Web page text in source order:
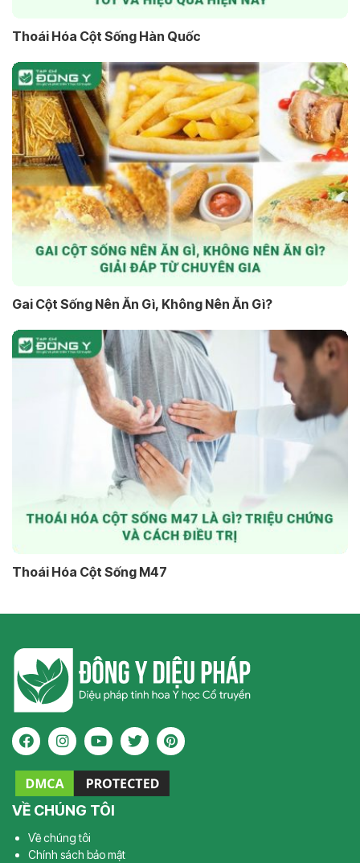
Thoái Hóa Cột Sống Hàn Quốc
Gai Cột Sống Nên Ăn Gì, Không Nên Ăn Gì?
Thoái Hóa Cột Sống M47
VỀ CHÚNG TÔI
Về chúng tôi
Chính sách bảo mật